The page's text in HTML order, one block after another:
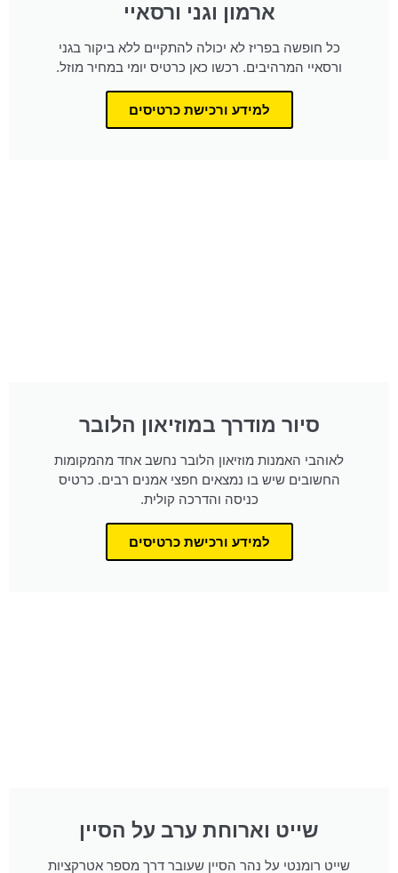
ארמון וגני ורסאיי
כל חופשה בפריז לא יכולה להתקיים ללא ביקור בגני
ורסאיי המרהיבים. רכשו כאן כרטיס יומי במחיר מוזל.
למידע ורכישת כרטיסים
סיור מודרך במוזיאון הלובר
לאוהבי האמנות מוזיאון הלובר נחשב אחד מהמקומות
החשובים שיש בו נמצאים חפצי אמנים רבים. כרטיס
כניסה והדרכה קולית.
למידע ורכישת כרטיסים
שייט וארוחת ערב על הסיין
שייט רומנטי על נהר הסיין שעובר דרך מספר אטרקציות